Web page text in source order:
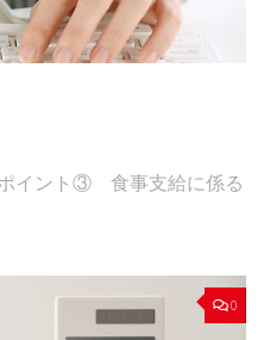
イント③ 食事支給に係る
0